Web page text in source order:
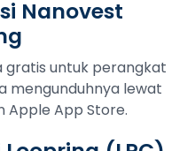
Nanovest
gratis untuk perangkat
mengunduhnya lewat
Apple App Store.